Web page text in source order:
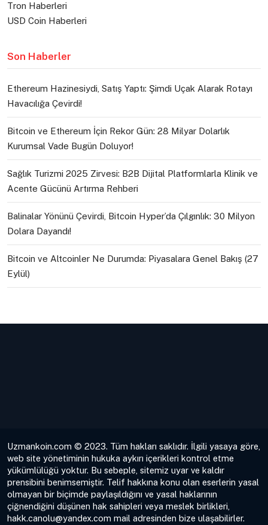
Tron Haberleri
USD Coin Haberleri
Son Haberler
Ethereum Hazinesiydi, Satış Yaptı: Şimdi Uçak Alarak Rotayı
Havacılığa Çevirdi!
Bitcoin ve Ethereum İçin Rekor Gün: 28 Milyar Dolarlık
Kurumsal Vade Bugün Doluyor!
Sağlık Turizmi 2025 Zirvesi: B2B Dijital Platformlarla Klinik ve
Acente Gücünü Artırma Rehberi
Balinalar Yönünü Çevirdi, Bitcoin Hyper’da Çılgınlık: 30 Milyon
Dolara Dayandı!
Bitcoin ve Altcoinler Ne Durumda: Piyasalara Genel Bakış (27
Eylül)
Uzmankoin.com © 2023. Tüm hakları saklıdır. İlgili yasaya göre,
web site yönetiminin hukuka aykırı içerikleri kontrol etme
yükümlülüğü yoktur. Bu sebeple, sitemiz uyar ve kaldır
prensibini benimsemiştir. Telif hakkına konu olan eserlerin yasal
olmayan bir biçimde paylaşıldığını ve yasal haklarının
çiğnendiğini düşünen hak sahipleri veya meslek birlikleri,
hakk.canolu@yandex.com mail adresinden bize ulaşabilirler.